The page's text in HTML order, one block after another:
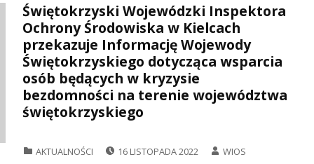
Świętokrzyski Wojewódzki Inspektora
Ochrony Środowiska w Kielcach
przekazuje Informację Wojewody
Świętokrzyskiego dotycząca wsparcia
osób będących w kryzysie
bezdomności na terenie województwa
świętokrzyskiego
AKTUALNOŚCI 16 LISTOPADA 2022 WIOS